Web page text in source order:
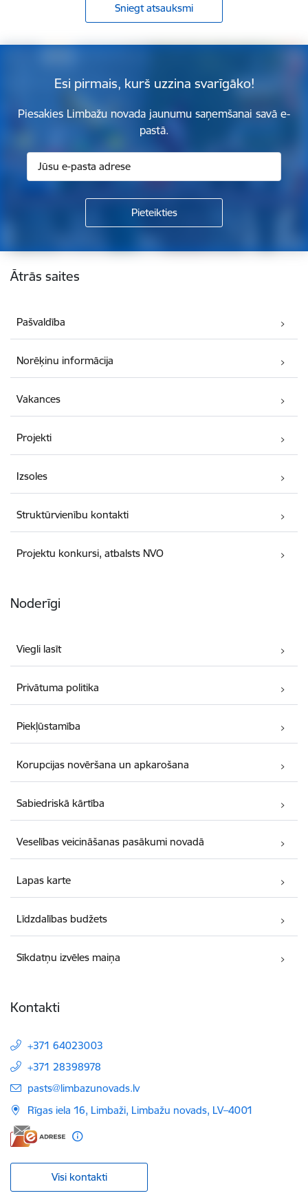
Sniegt atsauksmi
Esi pirmais, kurš uzzina svarīgāko!
Piesakies Limbažu novada jaunumu saņemšanai savā e-
pastā.
Kājene
Ātrās saites
Pašvaldība
Norēķinu informācija
Vakances
Projekti
Izsoles
Struktūrvienību kontakti
Projektu konkursi, atbalsts NVO
Noderīgi
Viegli lasīt
Privātuma politika
Piekļūstamība
Korupcijas novēršana un apkarošana
Sabiedriskā kārtība
Veselības veicināšanas pasākumi novadā
Lapas karte
Līdzdalības budžets
Sīkdatņu izvēles maiņa
Kontakti
+371 64023003
+371 28398978
E-pasts:
pasts@limbazunovads.lv
Rīgas iela 16, Limbaži, Limbažu novads, LV–4001
Visi kontakti